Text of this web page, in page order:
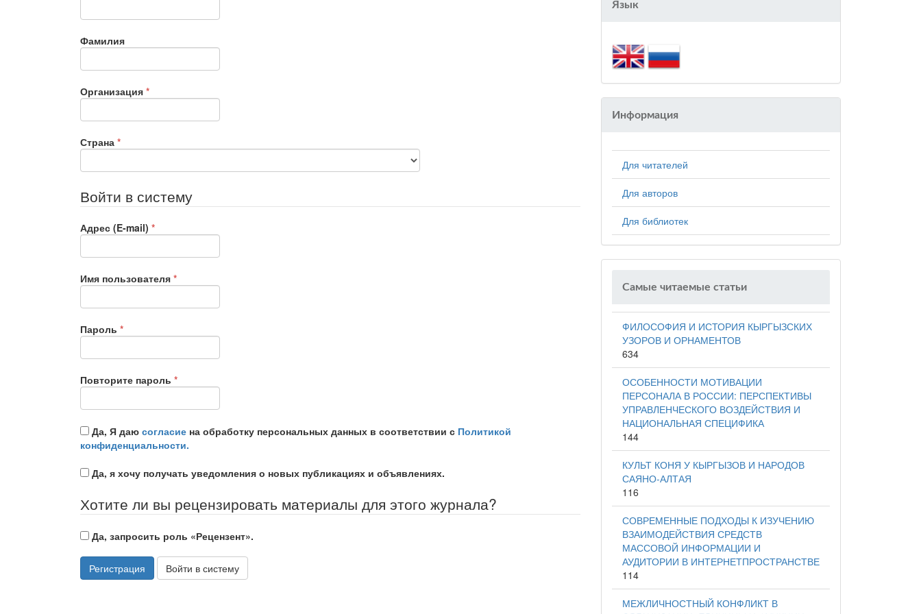
Фамилия
Организация *Обязательно
Страна *Обязательно
Войти в систему
Адрес (E-mail) *Обязательно
Имя пользователя *Обязательно
Пароль *Обязательно
Повторите пароль *Обязательно
Да, Я даю согласие на обработку персональных данных в соответствии с Политикой
конфиденциальности.
Да, я хочу получать уведомления о новых публикациях и объявлениях.
Хотите ли вы рецензировать материалы для этого журнала?
Да, запросить роль «Рецензент».
Регистрация Войти в систему
Язык
Информация
Для читателей
Для авторов
Для библиотек
Самые читаемые статьи
ФИЛОСОФИЯ И ИСТОРИЯ КЫРГЫЗСКИХ
УЗОРОВ И ОРНАМЕНТОВ
634
ОСОБЕННОСТИ МОТИВАЦИИ
ПЕРСОНАЛА В РОССИИ: ПЕРСПЕКТИВЫ
УПРАВЛЕНЧЕСКОГО ВОЗДЕЙСТВИЯ И
НАЦИОНАЛЬНАЯ СПЕЦИФИКА
144
КУЛЬТ КОНЯ У КЫРГЫЗОВ И НАРОДОВ
САЯНО-АЛТАЯ
116
СОВРЕМЕННЫЕ ПОДХОДЫ К ИЗУЧЕНИЮ
ВЗАИМОДЕЙСТВИЯ СРЕДСТВ
МАССОВОЙ ИНФОРМАЦИИ И
АУДИТОРИИ В ИНТЕРНЕТПРОСТРАНСТВЕ
114
МЕЖЛИЧНОСТНЫЙ КОНФЛИКТ В